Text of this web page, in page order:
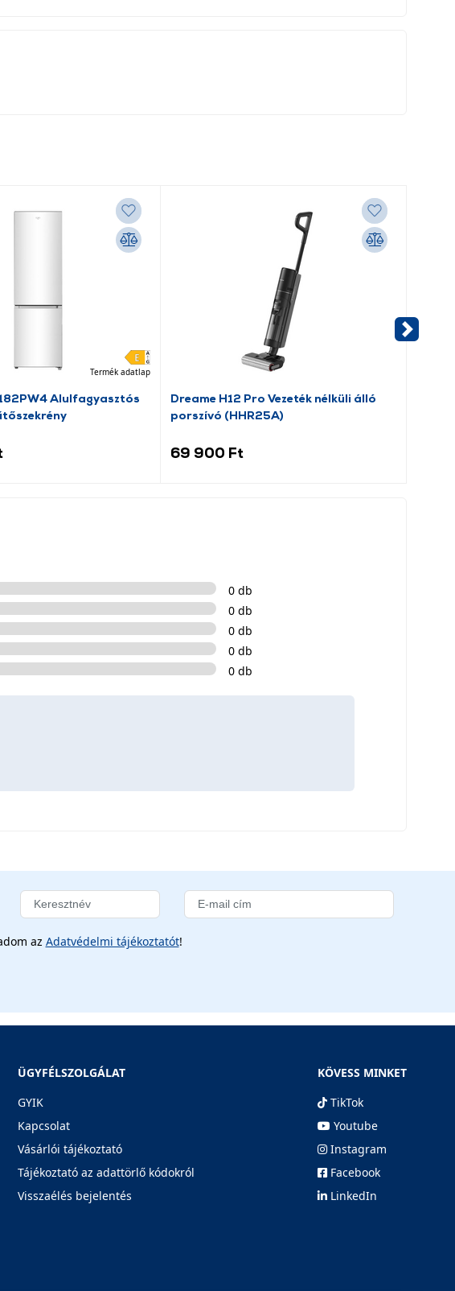
Termék adatlap
Alulfagyasztós
Dreame H12 Pro Vezeték nélküli álló
porszívó (HHR25A)
69 900 Ft
0 db
0 db
0 db
0 db
0 db
az Adatvédelmi tájékoztatót!
ÜGYFÉLSZOLGÁLAT
GYIK
Kapcsolat
Vásárlói tájékoztató
Tájékoztató az adattörlő kódokról
Visszaélés bejelentés
KÖVESS MINKET
TikTok
Youtube
Instagram
Facebook
LinkedIn